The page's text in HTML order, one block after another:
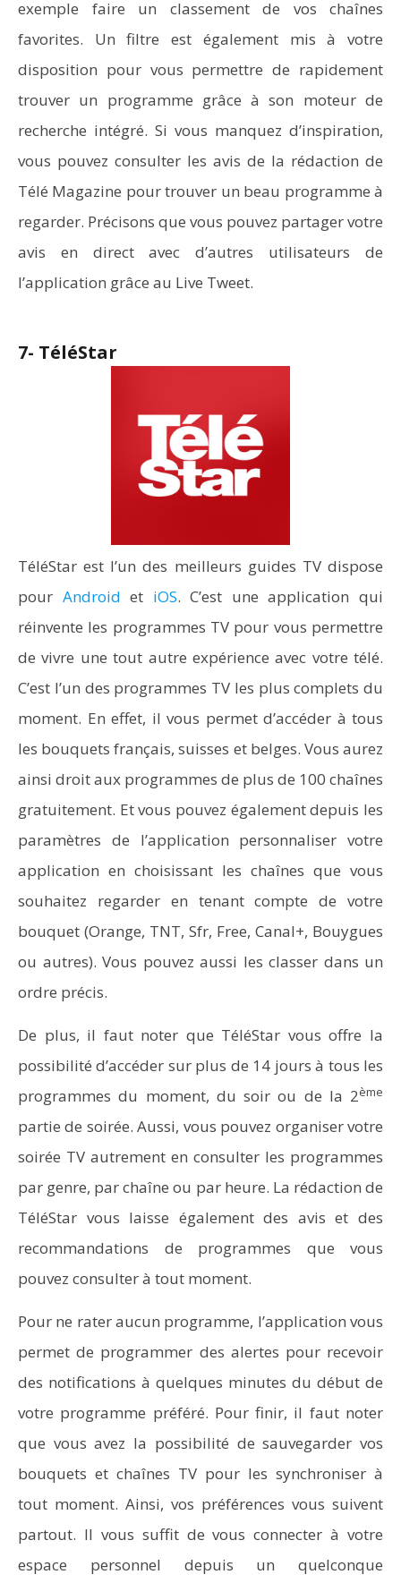
exemple faire un classement de vos chaînes
favorites. Un filtre est également mis à votre
disposition pour vous permettre de rapidement
trouver un programme grâce à son moteur de
recherche intégré. Si vous manquez d’inspiration,
vous pouvez consulter les avis de la rédaction de
Télé Magazine pour trouver un beau programme à
regarder. Précisons que vous pouvez partager votre
avis en direct avec d’autres utilisateurs de
l’application grâce au Live Tweet.
7- TéléStar
TéléStar est l’un des meilleurs guides TV dispose
pour Android et iOS. C’est une application qui
réinvente les programmes TV pour vous permettre
de vivre une tout autre expérience avec votre télé.
C’est l’un des programmes TV les plus complets du
moment. En effet, il vous permet d’accéder à tous
les bouquets français, suisses et belges. Vous aurez
ainsi droit aux programmes de plus de 100 chaînes
gratuitement. Et vous pouvez également depuis les
paramètres de l’application personnaliser votre
application en choisissant les chaînes que vous
souhaitez regarder en tenant compte de votre
bouquet (Orange, TNT, Sfr, Free, Canal+, Bouygues
ou autres). Vous pouvez aussi les classer dans un
ordre précis.
De plus, il faut noter que TéléStar vous offre la
possibilité d’accéder sur plus de 14 jours à tous les
programmes du moment, du soir ou de la 2ème
partie de soirée. Aussi, vous pouvez organiser votre
soirée TV autrement en consulter les programmes
par genre, par chaîne ou par heure. La rédaction de
TéléStar vous laisse également des avis et des
recommandations de programmes que vous
pouvez consulter à tout moment.
Pour ne rater aucun programme, l’application vous
permet de programmer des alertes pour recevoir
des notifications à quelques minutes du début de
votre programme préféré. Pour finir, il faut noter
que vous avez la possibilité de sauvegarder vos
bouquets et chaînes TV pour les synchroniser à
tout moment. Ainsi, vos préférences vous suivent
partout. Il vous suffit de vous connecter à votre
espace personnel depuis un quelconque